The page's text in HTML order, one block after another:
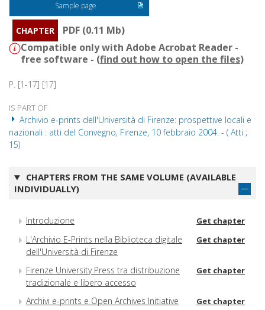
Sample page
CHAPTER
PDF (0.11 Mb)
Compatible only with Adobe Acrobat Reader -
free software - (find out how to open the files)
P. [1-17] [17]
IS PART OF
Archivio e-prints dell'Università di Firenze: prospettive locali e
nazionali : atti del Convegno, Firenze, 10 febbraio 2004. - ( Atti ;
15)
CHAPTERS FROM THE SAME VOLUME (AVAILABLE
INDIVIDUALLY)
Introduzione Get chapter
L'Archivio E-Prints nella Biblioteca digitale
dell'Università di Firenze
Get chapter
Firenze University Press tra distribuzione
tradizionale e libero accesso
Get chapter
Archivi e-prints e Open Archives Initiative Get chapter